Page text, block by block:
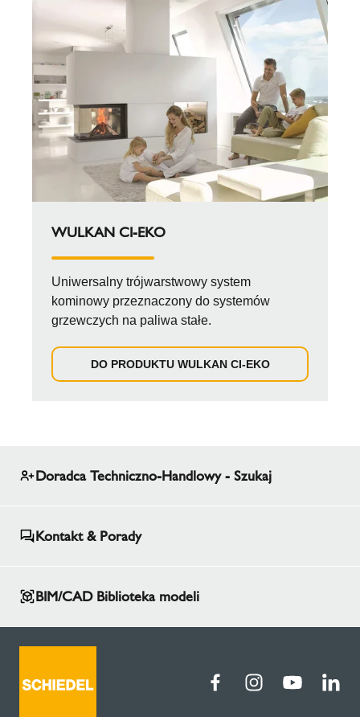
WULKAN CI-EKO
Uniwersalny trójwarstwowy system
kominowy przeznaczony do systemów
grzewczych na paliwa stałe.
DO PRODUKTU WULKAN CI-EKO
Doradca Techniczno-Handlowy - Szukaj
Kontakt & Porady
BIM/CAD Biblioteka modeli